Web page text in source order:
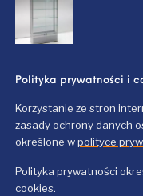
Polityka prywatności i
Korzystanie ze stron
zasady ochrony danych
określone wpolityce
Polityka prywatności
cookies.